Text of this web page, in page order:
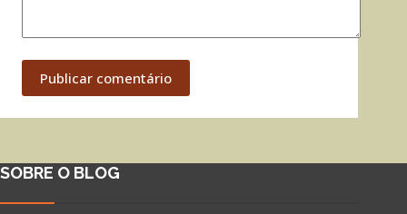
Publicar comentário
SOBRE O BLOG